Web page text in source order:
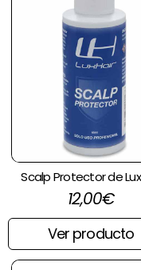
Scalp Protector de
12,00€
Ver producto